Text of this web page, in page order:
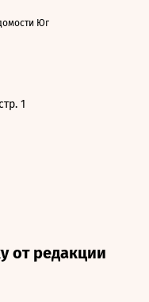
Юг
1